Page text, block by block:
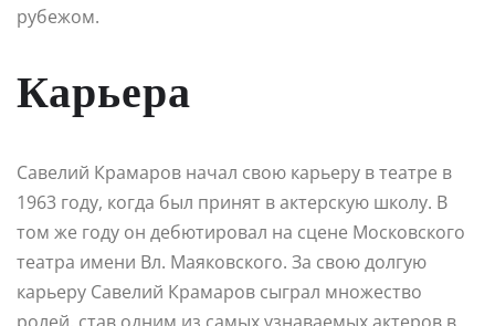
рубежом.
Карьера
Савелий Крамаров начал свою карьеру в театре в
1963 году, когда был принят в актерскую школу. В
том же году он дебютировал на сцене Московского
театра имени Вл. Маяковского. За свою долгую
карьеру Савелий Крамаров сыграл множество